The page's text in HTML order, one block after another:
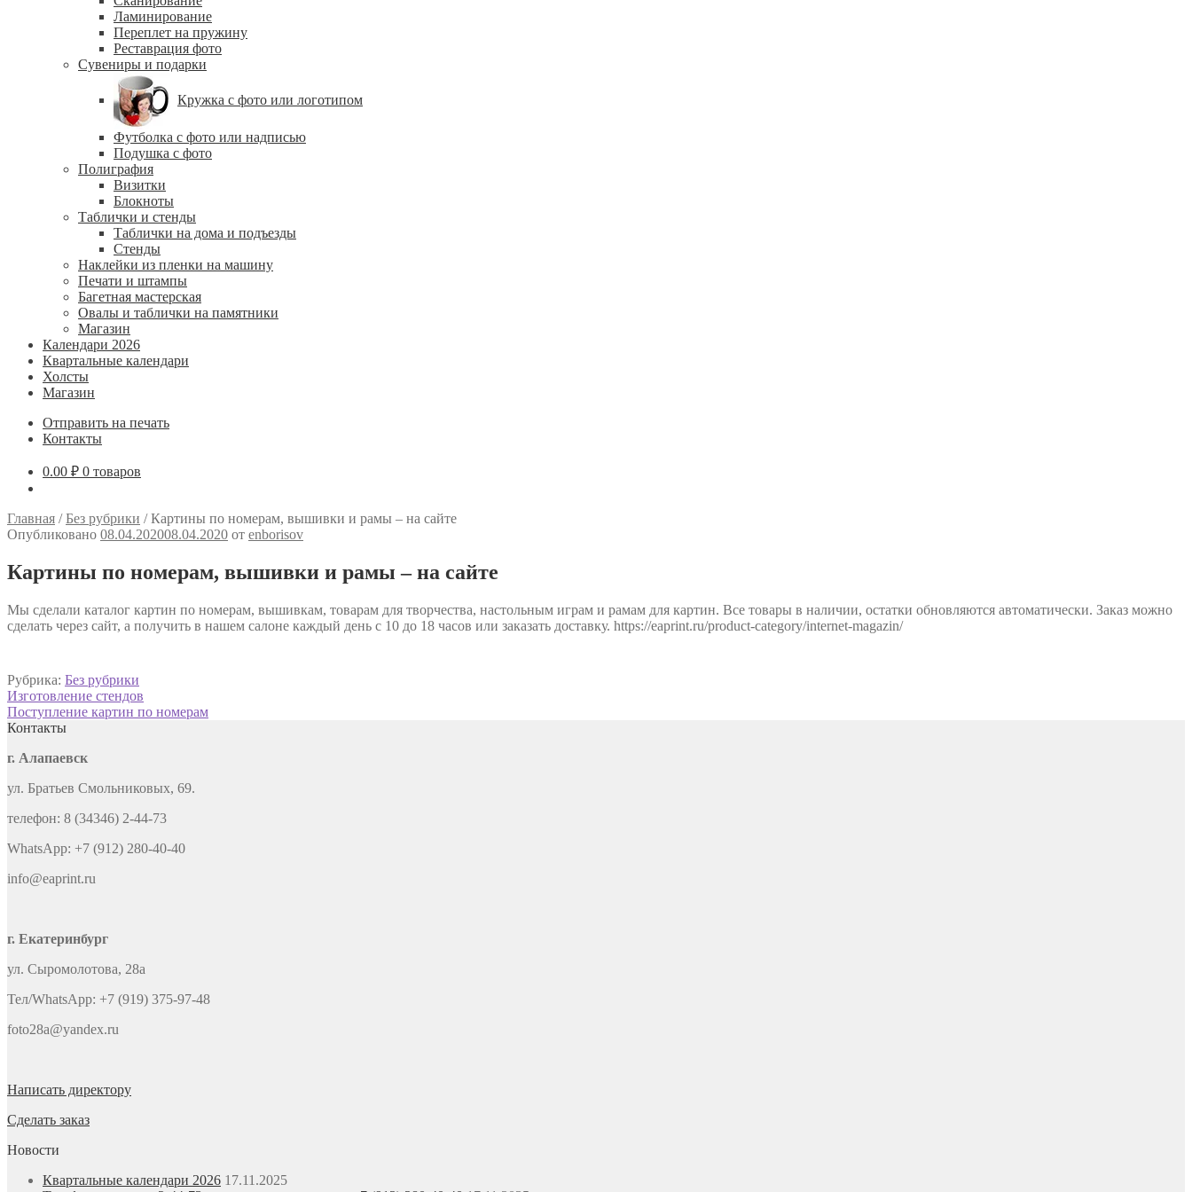
Ламинирование
Переплет на пружину
Реставрация фото
Сувениры и подарки
Кружка с фото или логотипом
Футболка с фото или надписью
Подушка с фото
Полиграфия
Визитки
Блокноты
Таблички и стенды
Таблички на дома и подъезды
Стенды
Наклейки из пленки на машину
Печати и штампы
Багетная мастерская
Овалы и таблички на памятники
Магазин
Календари 2026
Квартальные календари
Холсты
Магазин
Отправить на печать
Контакты
0.00 ₽ 0 товаров
Главная /Без рубрики /Картины по номерам, вышивки и рамы – на сайте
Опубликовано 08.04.202008.04.2020 от enborisov
Картины по номерам, вышивки и рамы – на сайте
Мы сделали каталог картин по номерам, вышивкам, товарам для творчества, настольным играм и рамам для картин. Все товары в наличии, остатки обновляются автоматически. Заказ можно
сделать через сайт, а получить в нашем салоне каждый день с 10 до 18 часов или заказать доставку. https://eaprint.ru/product-category/internet-magazin/
Рубрика: Без рубрики
Навигация
по
Предыдущая
запись:
Изготовление стендов
Следующая
запись:
Поступление картин по номерам
Контакты
г. Алапаевск
ул. Братьев Смольниковых, 69.
телефон: 8 (34346) 2-44-73
WhatsApp: +7 (912) 280-40-40
info@eaprint.ru
г. Екатеринбург
ул. Сыромолотова, 28а
Тел/WhatsApp: +7 (919) 375-97-48
foto28a@yandex.ru
Написать директору
Сделать заказ
Новости
Квартальные календари 2026 17.11.2025